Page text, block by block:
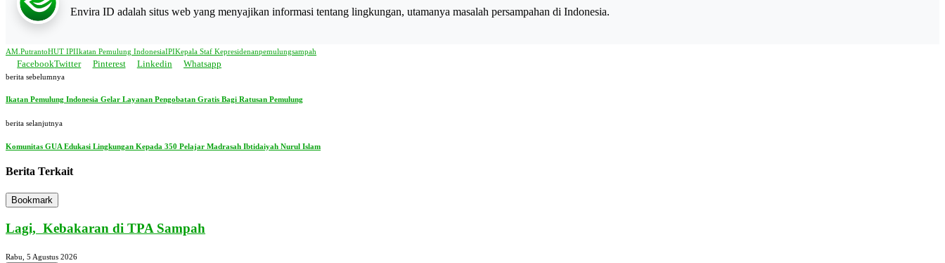
Envira ID adalah situs web yang menyajikan informasi tentang lingkungan, utamanya masalah persampahan di Indonesia.
AM.PutrantoHUT IPIIkatan Pemulung IndonesiaIPIKepala Staf Kepresidenanpemulungsampah
FacebookTwitter Pinterest Linkedin Whatsapp
berita sebelumnya
Ikatan Pemulung Indonesia Gelar Layanan Pengobatan Gratis Bagi Ratusan Pemulung
berita selanjutnya
Komunitas GUA Edukasi Lingkungan Kepada 350 Pelajar Madrasah Ibtidaiyah Nurul Islam
Berita Terkait
Bookmark
Lagi, Kebakaran di TPA Sampah
Rabu, 5 Agustus 2026